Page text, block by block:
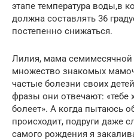
этапе температура воды,в
должна составлять 36
постепенно снижаться.
Лилия, мама семимесячной
множество знакомых
частые болезни своих
фразы они отвечают: «тебе
болеет». А когда пытаюсь
происходит, подруги даже
самого рождения я